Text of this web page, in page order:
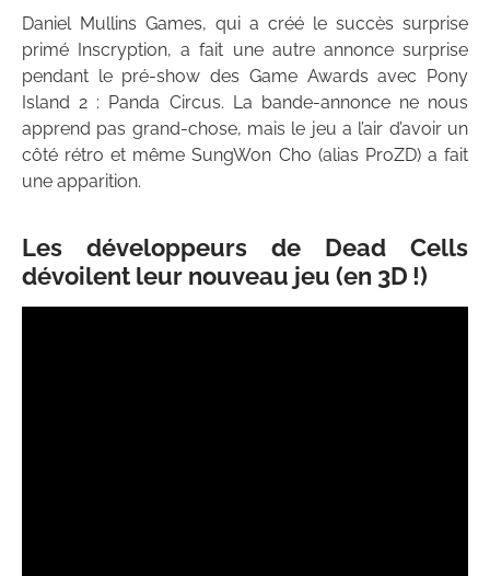
Daniel Mullins Games, qui a créé le succès surprise
primé Inscryption, a fait une autre annonce surprise
pendant le pré-show des Game Awards avec Pony
Island 2 : Panda Circus. La bande-annonce ne nous
apprend pas grand-chose, mais le jeu a l’air d’avoir un
côté rétro et même SungWon Cho (alias ProZD) a fait
une apparition.
Les développeurs de Dead Cells
dévoilent leur nouveau jeu (en 3D !)